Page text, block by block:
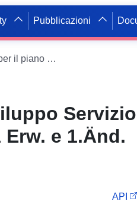
Pubblicazioni
Servizio INSPIRE per il piano di sviluppo Servizio XPlanung per il piano Rohräcker 1 Erw. e 1.Änd. (XPlanGML 5.0.1) (INSPIRE GML)
Servizio
e 1.Änd.
API